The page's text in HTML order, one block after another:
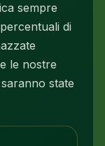
sempre
di
le nostre
state